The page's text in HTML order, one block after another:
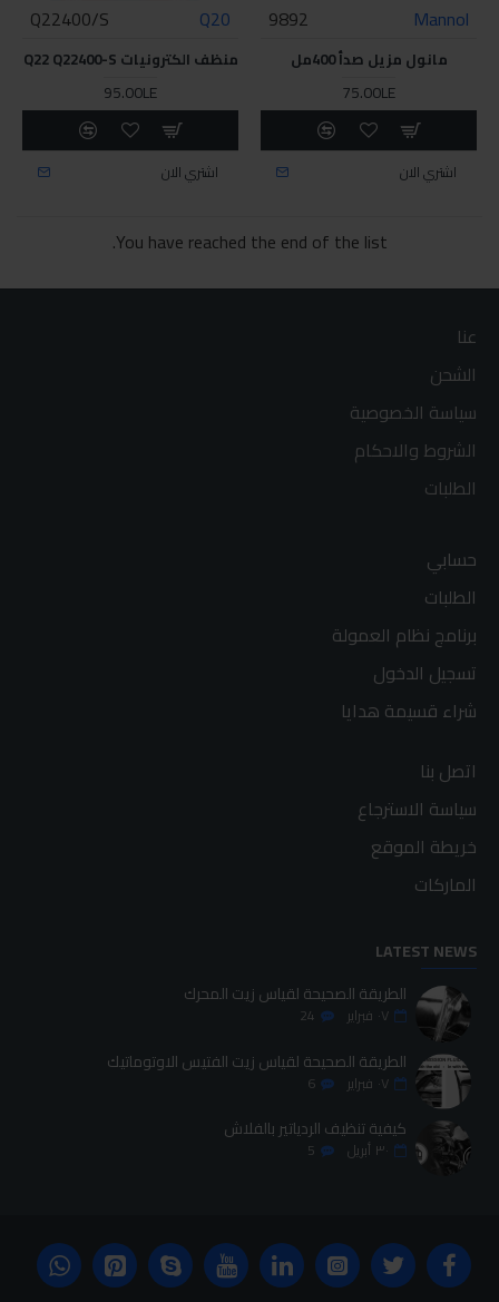
Mannol
9892
مانول مزيل صدأ 400مل
75.00LE
اشتري الان
Q20
Q22400/S
منظف الكترونيات Q22 Q22400-S
95.00LE
اشتري الان
You have reached the end of the list.
عنا
الشحن
سياسة الخصوصية
الشروط والاحكام
الطلبات
حسابي
الطلبات
برنامج نظام العمولة
تسجيل الدخول
شراء قسيمة هدايا
اتصل بنا
سياسة الاسترجاع
خريطة الموقع
الماركات
LATEST NEWS
الطريقة الصحيحة لقياس زيت المحرك
٠٧ فبراير 24
الطريقة الصحيحة لقياس زيت الفتيس الاوتوماتيك
٠٧ فبراير 6
كيفية تنظيف الردياتير بالفلاش
٣٠ أبريل 5